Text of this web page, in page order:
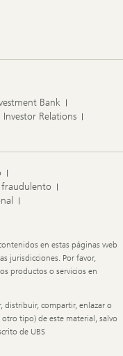
Bank
Investor Relations
fraudulento
en estas páginas web
jurisdicciones. Por favor,
productos o servicios en
distribuir, compartir, enlazar o
tipo) de este material, salvo
de UBS